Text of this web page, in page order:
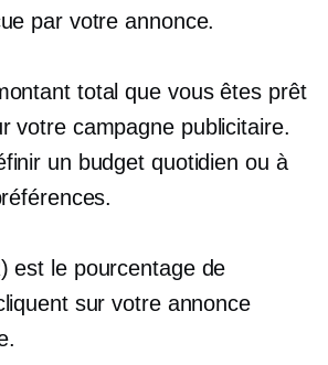
par votre annonce.
total que vous êtes prêt
votre campagne publicitaire.
un budget quotidien ou à
est le pourcentage de
sur votre annonce